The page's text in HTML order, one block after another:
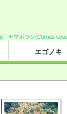
ヤマボウシ(Cornus
エゴノキ